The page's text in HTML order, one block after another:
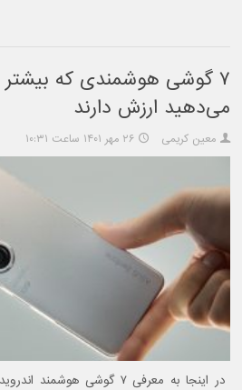
۷ گوشی هوشمندی که بیشتر
می‌دهید ارزش دارند
معین کریمی ۲۶ مهر ۱۴۰۱ ساعت ۱۰:۳۱
در اینجا به معرفی ۷ گوشی